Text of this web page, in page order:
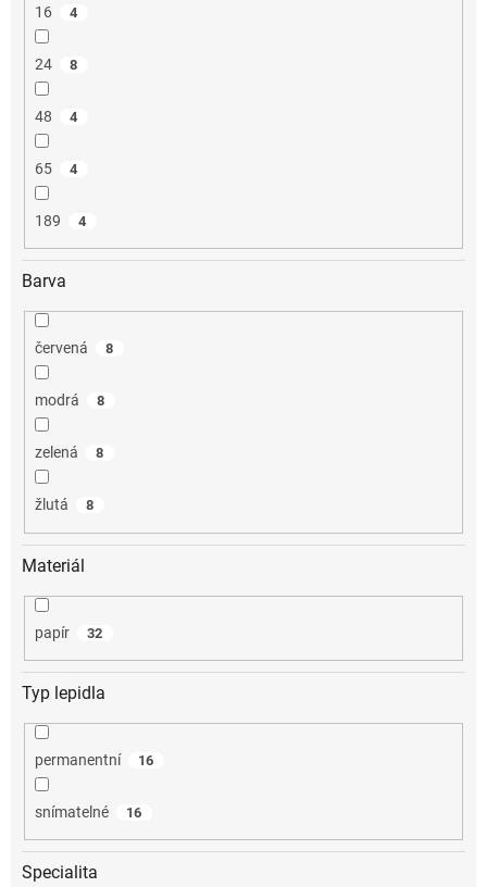
16 4
24 8
48 4
65 4
189 4
Barva
červená 8
modrá 8
zelená 8
žlutá 8
Materiál
papír 32
Typ lepidla
permanentní 16
snímatelné 16
Specialita